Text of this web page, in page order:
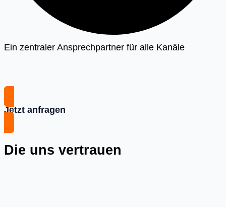
Ein zentraler Ansprechpartner für alle Kanäle
Jetzt anfragen
Die uns vertrauen